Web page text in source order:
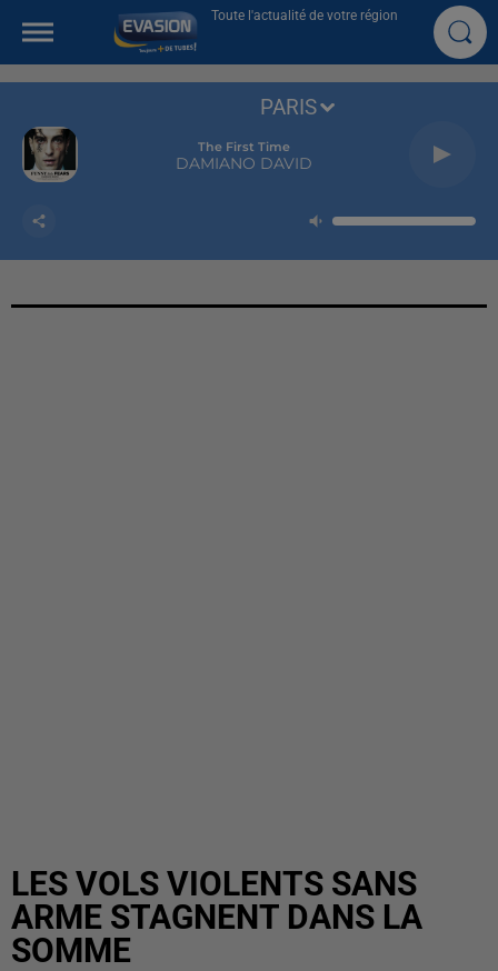
Toute l'actualité de votre région
The First Time
DAMIANO DAVID
PARIS
LES VOLS VIOLENTS SANS
ARME STAGNENT DANS LA
SOMME